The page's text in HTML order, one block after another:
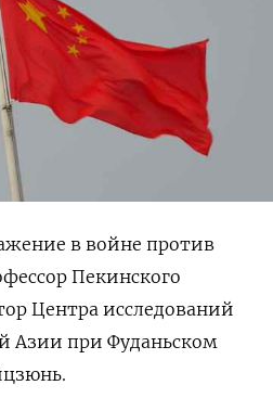
в войне против
Пекинского
Центра исследований
Азии при Фуданьском